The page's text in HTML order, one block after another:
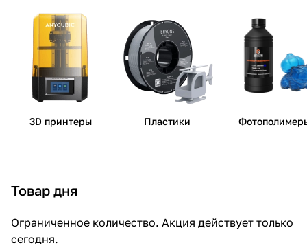
3D принтеры Пластики
Товар дня
Ограниченное количество. Акция действует только
сегодня.